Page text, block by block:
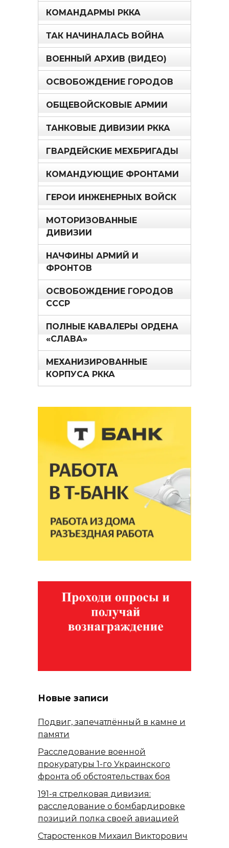
КОМАНДАРМЫ РККА
ТАК НАЧИНАЛАСЬ ВОЙНА
ВОЕННЫЙ АРХИВ (ВИДЕО)
ОСВОБОЖДЕНИЕ ГОРОДОВ
ОБЩЕВОЙСКОВЫЕ АРМИИ
ТАНКОВЫЕ ДИВИЗИИ РККА
ГВАРДЕЙСКИЕ МЕХБРИГАДЫ
КОМАНДУЮЩИЕ ФРОНТАМИ
ГЕРОИ ИНЖЕНЕРНЫХ ВОЙСК
МОТОРИЗОВАННЫЕ
ДИВИЗИИ
НАЧФИНЫ АРМИЙ И
ФРОНТОВ
ОСВОБОЖДЕНИЕ ГОРОДОВ
СССР
ПОЛНЫЕ КАВАЛЕРЫ ОРДЕНА
«СЛАВА»
МЕХАНИЗИРОВАННЫЕ
КОРПУСА РККА
Новые записи
Подвиг, запечатлённый в камне и
памяти
Расследование военной
прокуратуры 1-го Украинского
фронта об обстоятельствах боя
191-я стрелковая дивизия:
расследование о бомбардировке
позиций полка своей авиацией
Старостенков Михаил Викторович